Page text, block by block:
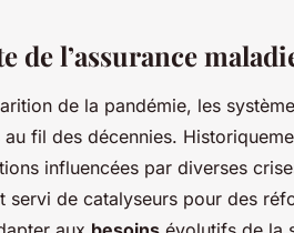
de l’assurance
de la pandémie, les
au fil des décennies.
influencées par diverses
servi de catalyseurs pour des